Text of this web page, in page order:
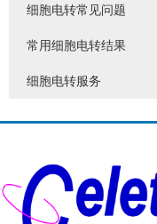
细胞电转常见问题
常用细胞电转结果
细胞电转服务